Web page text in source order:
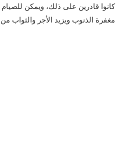
كانوا قادرين على ذلك، ويمكن
مغفرة الذنوب ويزيد الأجر والثواب من